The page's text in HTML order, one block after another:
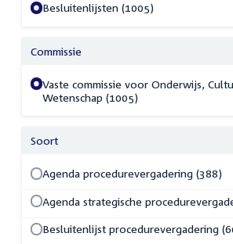
Besluitenlijsten (1005)
Commissie
Vaste commissie voor Onderwijs,
Wetenschap (1005)
Soort
Agenda procedurevergadering (388)
Agenda strategische
Besluitenlijst procedurevergadering